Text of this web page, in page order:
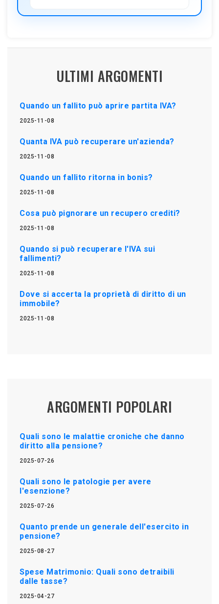
ULTIMI ARGOMENTI
Quando un fallito può aprire partita IVA?
2025-11-08
Quanta IVA può recuperare un'azienda?
2025-11-08
Quando un fallito ritorna in bonis?
2025-11-08
Cosa può pignorare un recupero crediti?
2025-11-08
Quando si può recuperare l'IVA sui
fallimenti?
2025-11-08
Dove si accerta la proprietà di diritto di un
immobile?
2025-11-08
ARGOMENTI POPOLARI
Quali sono le malattie croniche che danno
diritto alla pensione?
2025-07-26
Quali sono le patologie per avere
l'esenzione?
2025-07-26
Quanto prende un generale dell'esercito in
pensione?
2025-08-27
Spese Matrimonio: Quali sono detraibili
dalle tasse?
2025-04-27